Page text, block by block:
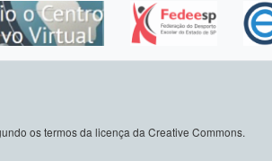
os termos da licença da Creative Commons.